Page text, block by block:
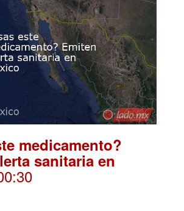
medicamento?
sanitaria en